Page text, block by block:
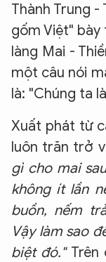
Thành Trung
gốm Việt"
làng Mai -
một câu nói
là: "Chúng ta
Xuất phát từ
luôn trăn trở
gì cho mai
không ít lần
buồn, nếm
Vậy làm sao
biệt đó."